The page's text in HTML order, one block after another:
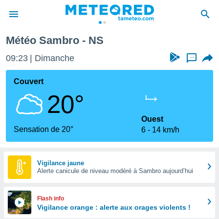
de
Météo Sambro - NS
09:23 Dimanche ...
Couvert
20°
Sensation de 20°
Ouest
6
14 km/h
Vigilance jaune
Alerte canicule de niveau modéré à Sambro aujourd’hui
Flash info
Vigilance orange : alerte aux orages violents !